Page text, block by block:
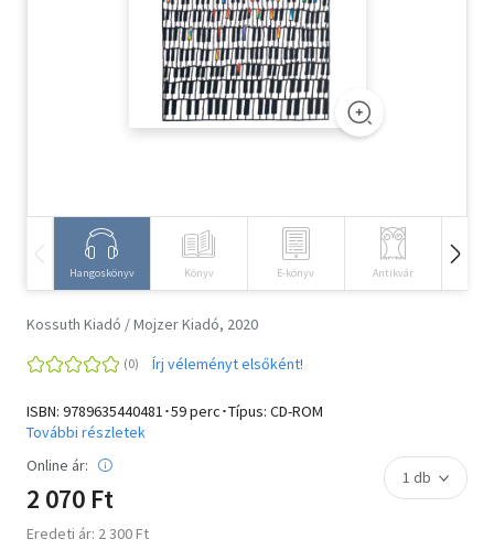
Tankönyv, segédkönyv
Természettudomány
Történelem
Hangoskönyv Könyv E-könyv Antikvár
Kossuth Kiadó / Mojzer Kiadó, 2020
Írj véleményt elsőként!
ISBN: 9789635440481･59 perc･Típus: CD-ROM
További részletek
Online ár:
2 070 Ft
Eredeti ár: 2 300 Ft